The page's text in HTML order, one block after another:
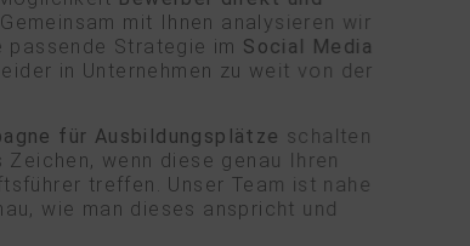
Gemeinsam mit Ihnen analysieren wir
passende Strategie im Social Media
in Unternehmen zu weit von der
für Ausbildungsplätze schalten
wenn diese genau Ihren
treffen. Unser Team ist nahe
wie man dieses anspricht und